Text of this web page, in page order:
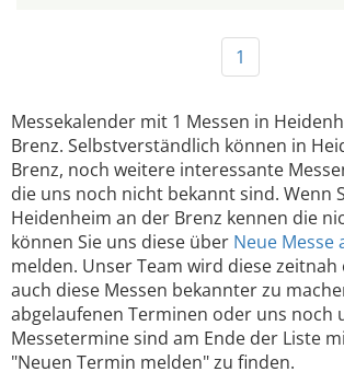
1
Messekalender mit 1 Messen in
Brenz. Selbstverständlich können in
Brenz, noch weitere interessante
die uns noch nicht bekannt sind. Wenn
Heidenheim an der Brenz kennen die
können Sie uns diese über Neue Messe
melden. Unser Team wird diese
auch diese Messen bekannter zu
abgelaufenen Terminen oder uns noch
Messetermine sind am Ende der Liste
"Neuen Termin melden" zu finden.